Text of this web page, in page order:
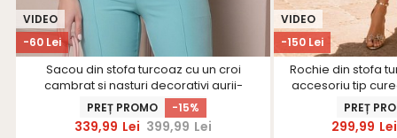
-60 Lei
VIDEO
Sacou din stofa turcoaz cu un croi
cambrat si nasturi decorativi aurii-
StarShinerS
PREȚ PROMO -15%
339,99 Lei 399,99 Lei
-150 Lei
VIDEO
Rochie din stofa
accesoriu tip
PREȚ
299,99 Lei